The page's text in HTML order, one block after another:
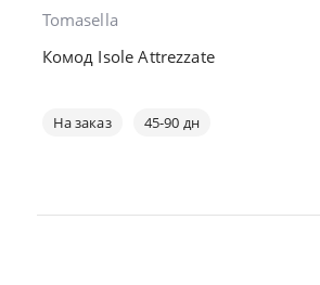
Tomasella
Комод Isole Attrezzate
На заказ 45-90 дн